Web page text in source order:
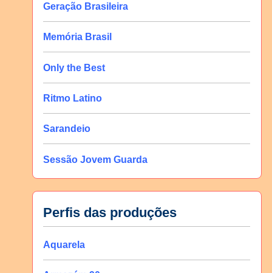
Geração Brasileira
Memória Brasil
Only the Best
Ritmo Latino
Sarandeio
Sessão Jovem Guarda
Perfis das produções
Aquarela